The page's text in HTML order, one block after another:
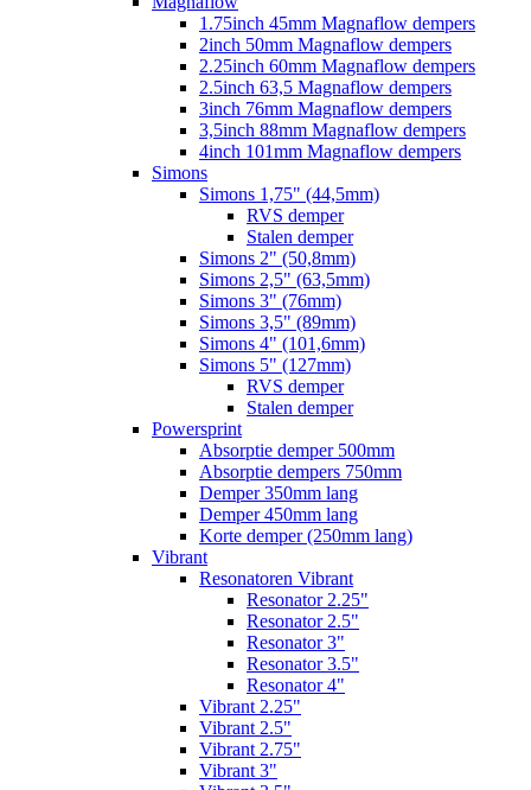
1.75inch 45mm Magnaflow dempers
2inch 50mm Magnaflow dempers
2.25inch 60mm Magnaflow dempers
2.5inch 63,5 Magnaflow dempers
3inch 76mm Magnaflow dempers
3,5inch 88mm Magnaflow dempers
4inch 101mm Magnaflow dempers
Simons
Simons 1,75" (44,5mm)
RVS demper
Stalen demper
Simons 2" (50,8mm)
Simons 2,5" (63,5mm)
Simons 3" (76mm)
Simons 3,5" (89mm)
Simons 4" (101,6mm)
Simons 5" (127mm)
RVS demper
Stalen demper
Powersprint
Absorptie demper 500mm
Absorptie dempers 750mm
Demper 350mm lang
Demper 450mm lang
Korte demper (250mm lang)
Vibrant
Resonatoren Vibrant
Resonator 2.25"
Resonator 2.5"
Resonator 3"
Resonator 3.5"
Resonator 4"
Vibrant 2.25"
Vibrant 2.5"
Vibrant 2.75"
Vibrant 3"